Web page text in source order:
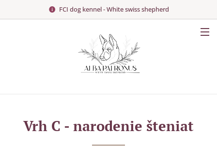
FCI dog kennel - White swiss shepherd
Vrh C - narodenie šteniat